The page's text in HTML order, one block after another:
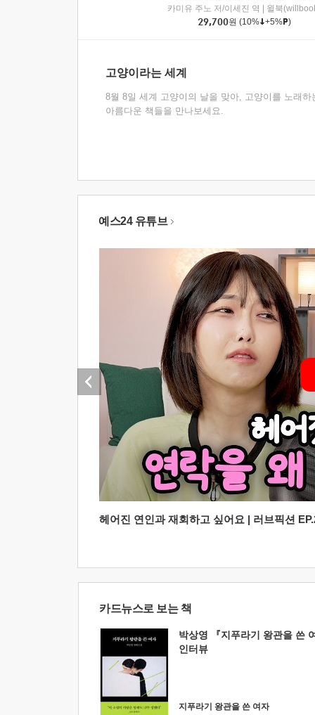
카미유 주노 저/이세진 역
윌북
29,700원 (10% +5% )
고양이라는 세계
8월 8일 세계 고양이의 날을 맞아, 고양이를 노래하
아름다운 책들을 만나보세요.
예스24 유튜브
헤어진 연인과 재회하고 싶어요 | 러브픽션
카드뉴스로 보는 책
박상영 『지푸라기 왕관을 쓴
인터뷰
지푸라기 왕관을 쓴 여자